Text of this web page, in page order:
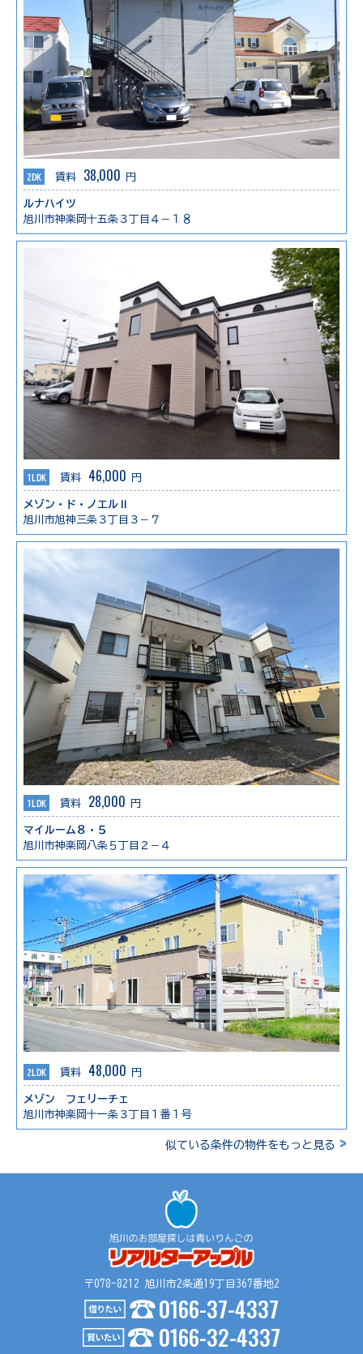
2DK 賃料 38,000 円
ルナハイツ
旭川市神楽岡十五条３丁目４－１８
1LDK 賃料 46,000 円
メゾン・ド・ノエルⅡ
旭川市旭神三条３丁目３－７
1LDK 賃料 28,000 円
マイルーム８・５
旭川市神楽岡八条５丁目２－４
2LDK 賃料 48,000 円
メゾン フェリーチェ
旭川市神楽岡十一条３丁目１番１号
似ている条件の物件をもっと見る >
〒078-8212 旭川市2条通19丁目367番地2
0166-37-4337
0166-32-4337